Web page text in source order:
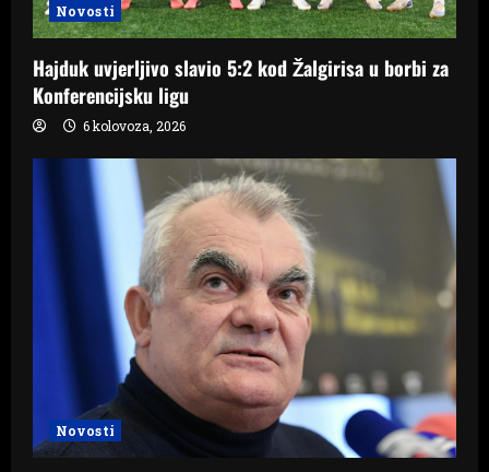
Novosti
Hajduk uvjerljivo slavio 5:2 kod Žalgirisa u borbi za
Konferencijsku ligu
6 kolovoza, 2026
Novosti